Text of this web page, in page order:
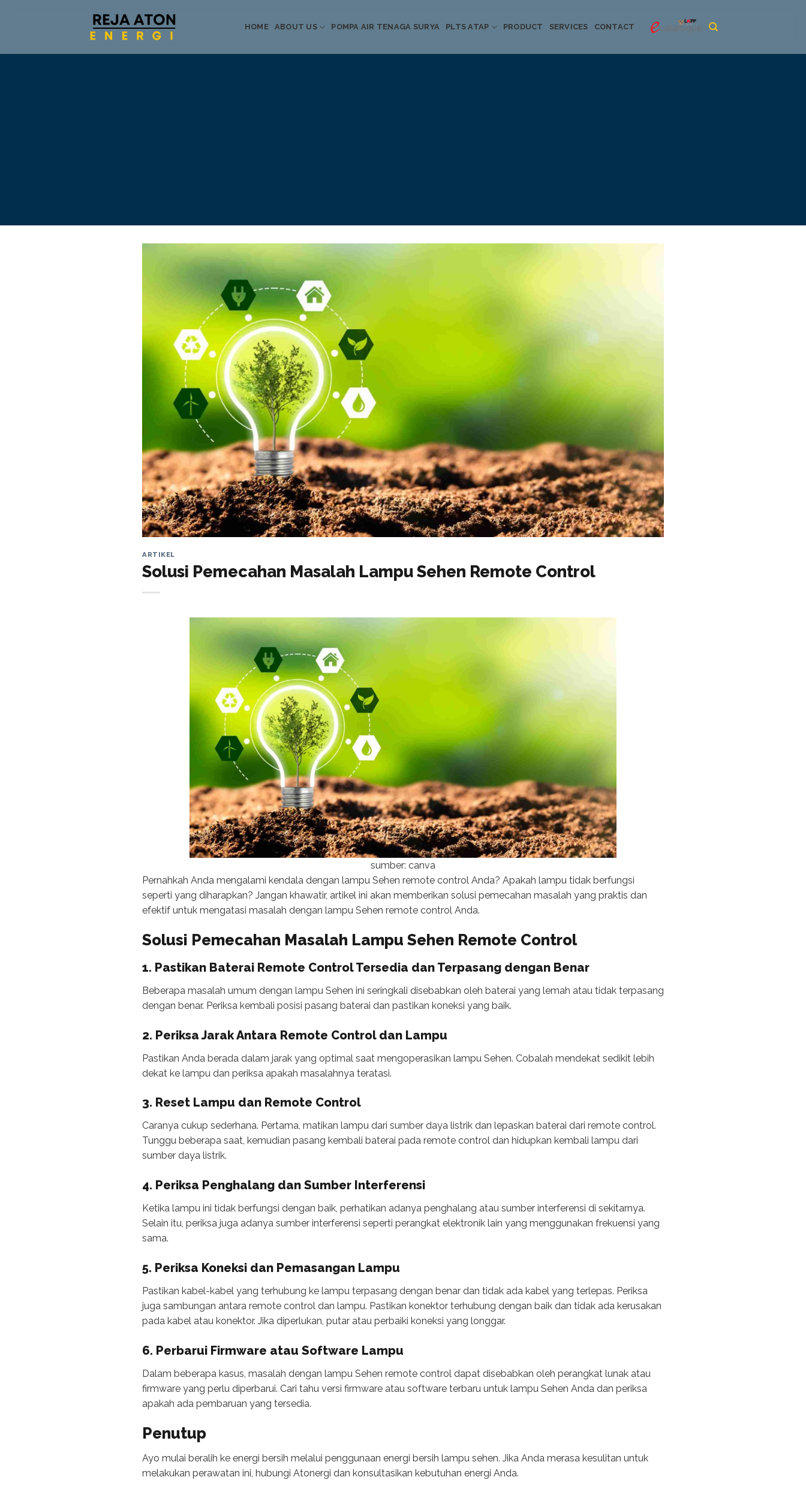
HOME ABOUT US POMPA AIR TENAGA SURYA PLTS ATAP PRODUCT SERVICES CONTACT
Informasi Terkini
ARTIKEL
Solusi Pemecahan Masalah Lampu Sehen Remote Control
sumber: canva
Pernahkah Anda mengalami kendala dengan lampu Sehen remote control Anda? Apakah lampu tidak berfungsi
seperti yang diharapkan? Jangan khawatir, artikel ini akan memberikan solusi pemecahan masalah yang praktis dan
efektif untuk mengatasi masalah dengan lampu Sehen remote control Anda.
Solusi Pemecahan Masalah Lampu Sehen Remote Control
1. Pastikan Baterai Remote Control Tersedia dan Terpasang dengan Benar
Beberapa masalah umum dengan lampu Sehen ini seringkali disebabkan oleh baterai yang lemah atau tidak terpasang
dengan benar. Periksa kembali posisi pasang baterai dan pastikan koneksi yang baik.
2. Periksa Jarak Antara Remote Control dan Lampu
Pastikan Anda berada dalam jarak yang optimal saat mengoperasikan lampu Sehen. Cobalah mendekat sedikit lebih
dekat ke lampu dan periksa apakah masalahnya teratasi.
3. Reset Lampu dan Remote Control
Caranya cukup sederhana. Pertama, matikan lampu dari sumber daya listrik dan lepaskan baterai dari remote control.
Tunggu beberapa saat, kemudian pasang kembali baterai pada remote control dan hidupkan kembali lampu dari
sumber daya listrik.
4. Periksa Penghalang dan Sumber Interferensi
Ketika lampu ini tidak berfungsi dengan baik, perhatikan adanya penghalang atau sumber interferensi di sekitarnya.
Selain itu, periksa juga adanya sumber interferensi seperti perangkat elektronik lain yang menggunakan frekuensi yang
sama.
5. Periksa Koneksi dan Pemasangan Lampu
Pastikan kabel-kabel yang terhubung ke lampu terpasang dengan benar dan tidak ada kabel yang terlepas. Periksa
juga sambungan antara remote control dan lampu. Pastikan konektor terhubung dengan baik dan tidak ada kerusakan
pada kabel atau konektor. Jika diperlukan, putar atau perbaiki koneksi yang longgar.
6. Perbarui Firmware atau Software Lampu
Dalam beberapa kasus, masalah dengan lampu Sehen remote control dapat disebabkan oleh perangkat lunak atau
firmware yang perlu diperbarui. Cari tahu versi firmware atau software terbaru untuk lampu Sehen Anda dan periksa
apakah ada pembaruan yang tersedia.
Penutup
Ayo mulai beralih ke energi bersih melalui penggunaan energi bersih lampu sehen. Jika Anda merasa kesulitan untuk
melakukan perawatan ini, hubungi Atonergi dan konsultasikan kebutuhan energi Anda.